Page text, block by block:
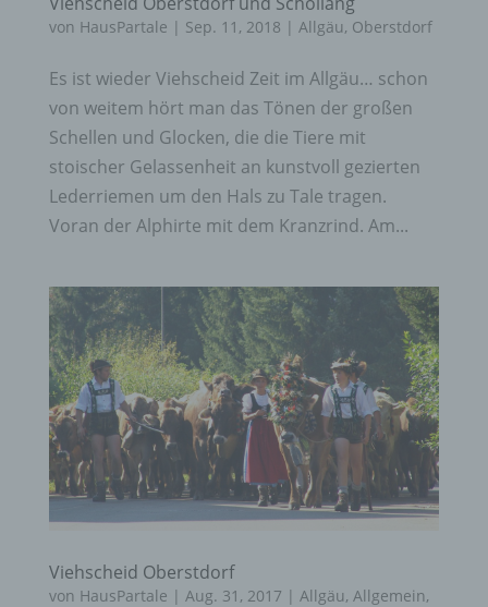
von HausPartale | Sep. 11, 2018 | Allgäu, Oberstdorf
Es ist wieder Viehscheid Zeit im Allgäu… schon
von weitem hört man das Tönen der großen
Schellen und Glocken, die die Tiere mit
stoischer Gelassenheit an kunstvoll gezierten
Lederriemen um den Hals zu Tale tragen.
Voran der Alphirte mit dem Kranzrind. Am...
Viehscheid Oberstdorf
von HausPartale | Aug. 31, 2017 | Allgäu, Allgemein,